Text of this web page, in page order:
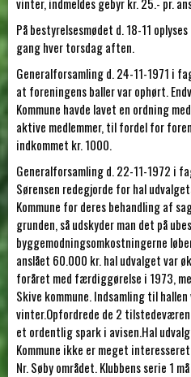
På bestyrelsesmødet d. 18-11
gang hver torsdag aften.
Generalforsamling d. 24-11-1971 i
at foreningens baller var ophørt.
Kommune havde lavet en ordning
aktive medlemmer, til fordel for
indkommet kr. 1000.
Generalforsamling d. 22-11-1972 i
Sørensen redegjorde for hal
Kommune for deres behandling af
grunden, så udskyder man det på
byggemodningsomkostningerne
anslået 60.000 kr. hal udvalget var
foråret med færdiggørelse i 1973,
Skive kommune. Indsamling til
vinter.Opfordrede de 2
et ordentlig spark i avisen.Hal
Kommune ikke er meget
Nr. Søby området. Klubbens serie 1